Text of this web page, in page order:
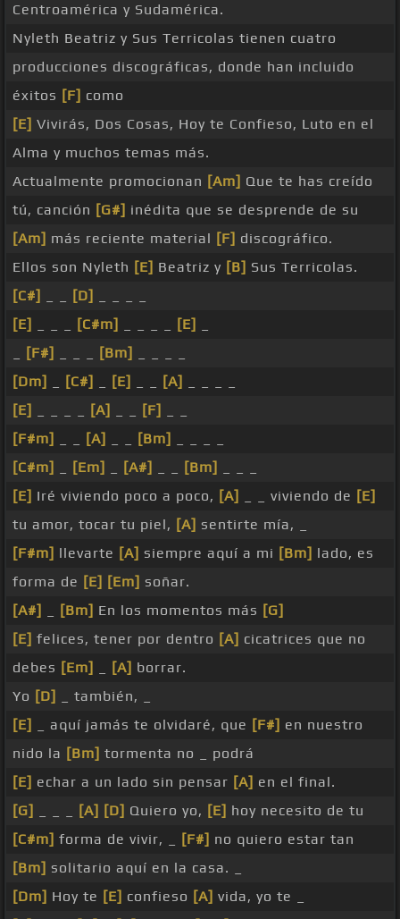
Centroamérica y Sudamérica.
Nyleth Beatriz y Sus Terricolas tienen cuatro
producciones discográficas, donde han incluido
éxitos [F] como
[E] Vivirás, Dos Cosas, Hoy te Confieso, Luto en el
Alma y muchos temas más.
Actualmente promocionan [Am] Que te has creído
tú, canción [G#] inédita que se desprende de su
[Am] más reciente material [F] discográfico.
Ellos son Nyleth [E] Beatriz y [B] Sus Terricolas.
[C#]
[D]
[E]
[C#m] [E]
[F#] [Bm]
[Dm]
[C#] [E] [A]
[E]
[A] [F]
[F#m]
[A] [Bm]
[C#m]
[Em] [A#] [Bm]
[E] Iré viviendo poco a poco, [A] _ _ viviendo de [E]
tu amor, tocar tu piel, [A] sentirte mía, _
[F#m] llevarte [A] siempre aquí a mi [Bm] lado, es
forma de [E] [Em] soñar.
[A#]
[Bm] En los momentos más [G]
[E] felices, tener por dentro [A] cicatrices que no
debes [Em] [A] borrar.
Yo [D]
_ también, _
[E]
_ aquí jamás te olvidaré, que [F#] en nuestro
nido la [Bm] tormenta no _ podrá
[E] echar a un lado sin pensar [A] en el final.
[G]
[A] [D] Quiero yo, [E] hoy necesito de tu
[C#m] forma de vivir, _ [F#] no quiero estar tan
[Bm] solitario aquí en la casa. _
[Dm] Hoy te [E] confieso [A] vida, yo te _